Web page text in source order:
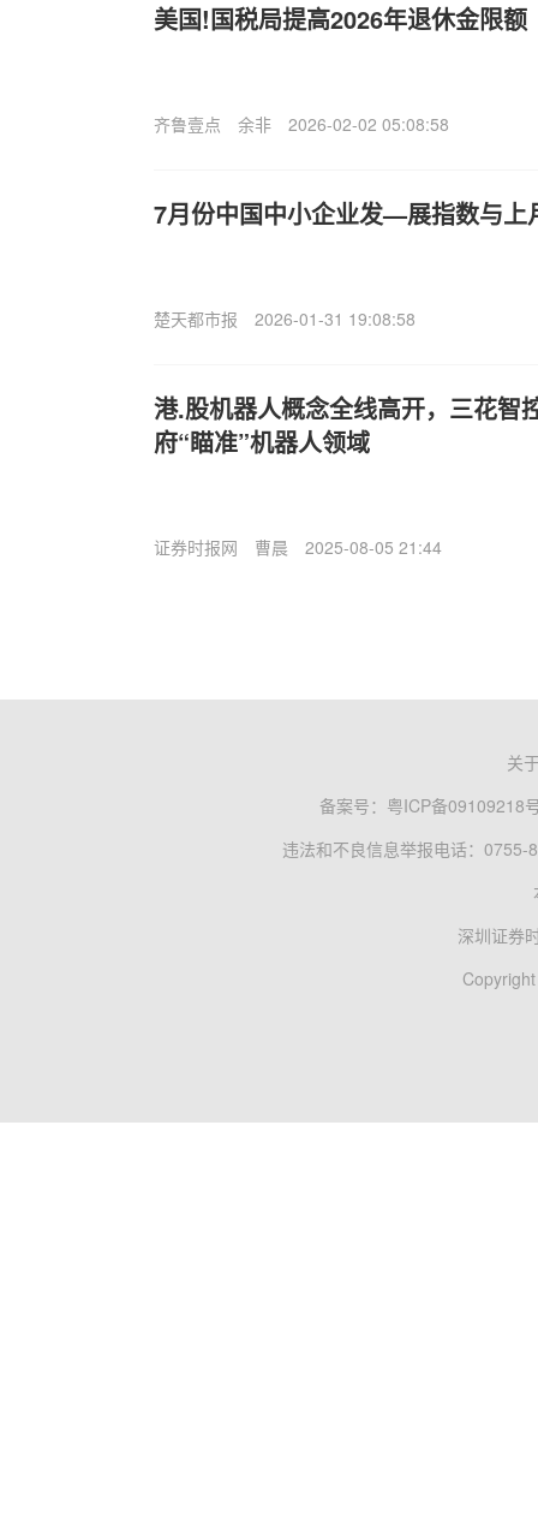
美国!国税局提高2026年退休金限额
齐鲁壹点 余非 2026-02-02 05:08:58
7月份中国中小企业发—展指数与上
楚天都市报 2026-01-31 19:08:58
港.股机器人概念全线高开，三花智
府“瞄准”机器人领域
证券时报网 曹晨 2025-08-05 21:44
关
备案号： 粤ICP备09109218
违法和不良信息举报电话：0755-
深圳证券